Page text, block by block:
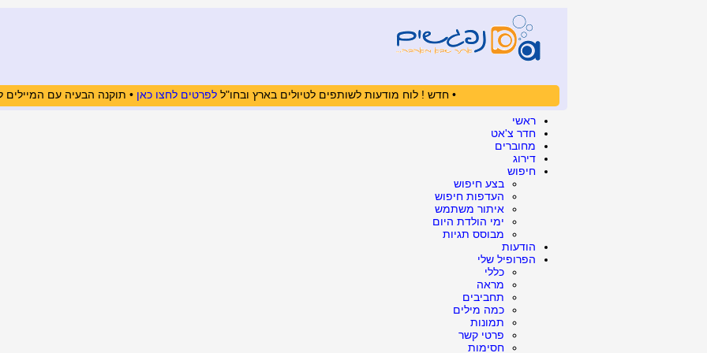
• חדש ! לוח מודעות לשותפים לטיולים בארץ ובחו"ללפרטים לחצו כאן • תוקנה הבעיה עם
ראשי
חדר צ'אט
מחוברים
דירוג
חיפוש
בצע חיפוש
העדפות חיפוש
איתור משתמש
ימי הולדת היום
מבוסס תגיות
הודעות
הפרופיל שלי
כללי
מראה
תחביבים
כמה מילים
תמונות
פרטי קשר
חסימות